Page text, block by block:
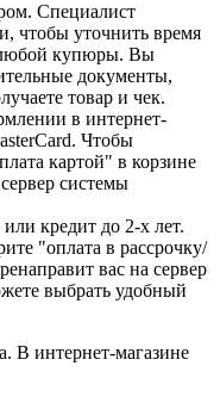
Специалист
чтобы уточнить время
любой купюры. Вы
документы,
товар и чек.
в интернет-
Чтобы
картой" в корзине
системы
кредит до 2-х лет.
"оплата в рассрочку/
вас на сервер
выбрать удобный
В интернет-магазине